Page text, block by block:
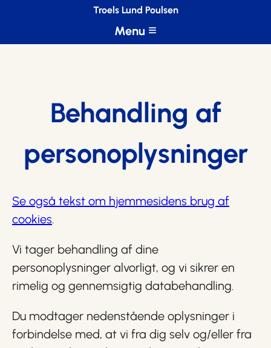
Troels Lund Poulsen
Behandling af
personoplysninger
Se også tekst om hjemmesidens brug af
cookies.
Vi tager behandling af dine
personoplysninger alvorligt, og vi sikrer en
rimelig og gennemsigtig databehandling.
Du modtager nedenstående oplysninger i
forbindelse med, at vi fra dig selv og/eller fra